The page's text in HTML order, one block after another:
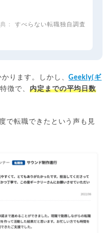
すべらない転職独自調査
ります。しかし、Geekly(ギ
徴で、 内定までの平均日数
で転職できたという声も見